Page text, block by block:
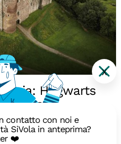
Hogwarts
e isole
scozzese lungo un
X
contatto con noi e
SiVola in anteprima?
❤️